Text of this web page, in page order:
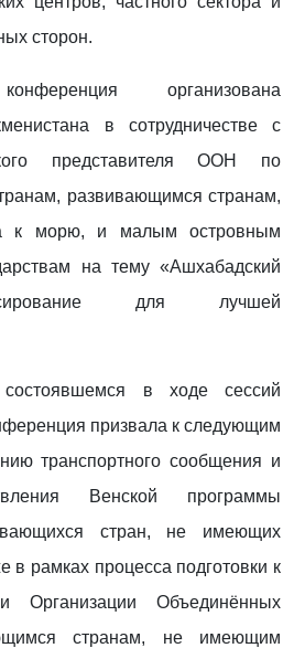
сторон.
организована
в сотрудничестве с
представителя ООН по
развивающимся странам,
к морю, и малым островным
на тему «Ашхабадский
для лучшей
в ходе сессий
призвала к следующим
транспортного сообщения и
Венской программы
стран, не имеющих
в рамках процесса подготовки к
Организации Объединённых
странам, не имеющим